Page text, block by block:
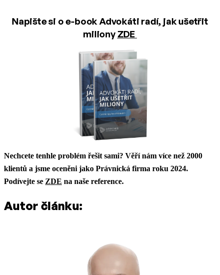
Napište si o e-book Advokáti radí, jak ušetřit
milionyZDE
Nechcete tenhle problém řešit sami? Věří nám více než 2000
klientů a jsme oceněni jako Právnická firma roku 2024.
Podívejte se ZDE na naše reference.
Autor článku: